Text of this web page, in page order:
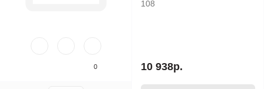
0
108
10 938р.